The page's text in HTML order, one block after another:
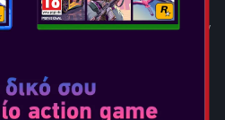
να παραλείψετε/να παίξετε/
απαντήσετε/απορρίψετε
τον φωνητικό